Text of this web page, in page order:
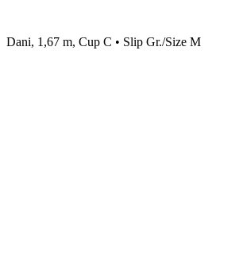
Dani, 1,67 m, Cup C • Slip Gr./Size M